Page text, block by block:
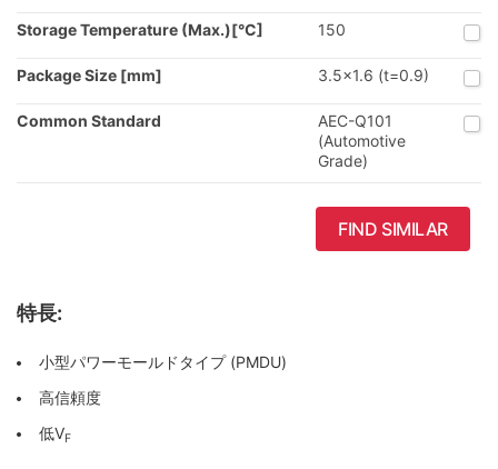
Storage Temperature (Max.)[°C] 150
Package Size [mm] 3.5x1.6 (t=0.9)
Common Standard
AEC-Q101
(Automotive
Grade)
FIND SIMILAR
特長:
小型パワーモールドタイプ (PMDU)
高信頼度
低VF